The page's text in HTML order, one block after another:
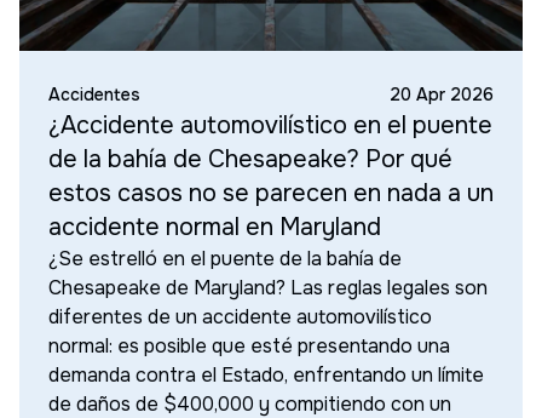
Accidentes 20 Apr 2026
¿Accidente automovilístico en el puente
de la bahía de Chesapeake? Por qué
estos casos no se parecen en nada a un
accidente normal en Maryland
¿Se estrelló en el puente de la bahía de
Chesapeake de Maryland? Las reglas legales son
diferentes de un accidente automovilístico
normal: es posible que esté presentando una
demanda contra el Estado, enfrentando un límite
de daños de $400,000 y compitiendo con un